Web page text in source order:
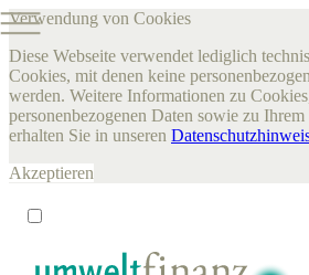
Verwendung von Cookies
Diese Webseite verwendet lediglich
Cookies, mit denen keine
werden. Weitere Informationen zu
personenbezogenen Daten sowie zu
erhalten Sie in unseren
Akzeptieren